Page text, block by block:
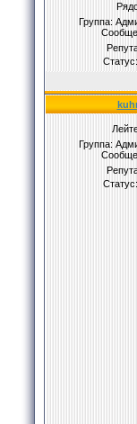
Группа:
Статус:
Группа:
Статус: